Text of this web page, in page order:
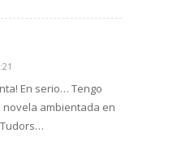
En serio… Tengo
ambientada en